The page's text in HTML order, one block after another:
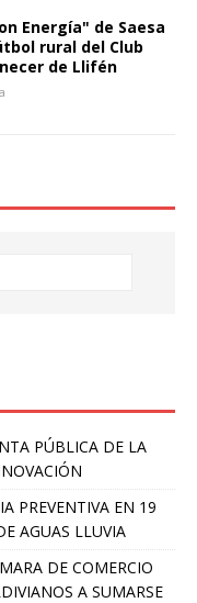
Energía" de Saesa
rural del Club
de Llifén
PÚBLICA DE LA
PREVENTIVA EN 19
AGUAS LLUVIA
DE COMERCIO
A SUMARSE